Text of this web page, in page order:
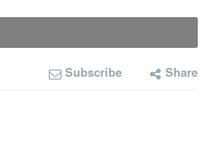
Subscribe Share